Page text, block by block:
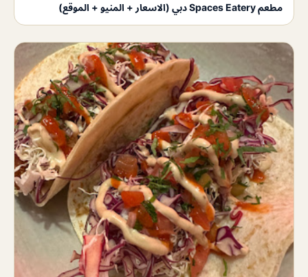
مطعم Spaces Eatery دبي (الاسعار + المنيو + الموقع)